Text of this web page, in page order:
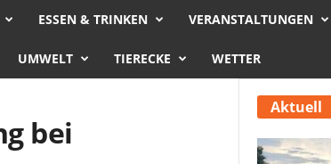
ESSEN & TRINKEN VERANSTALTUNGEN
UMWELT TIERECKE WETTER
bei
Aktuell